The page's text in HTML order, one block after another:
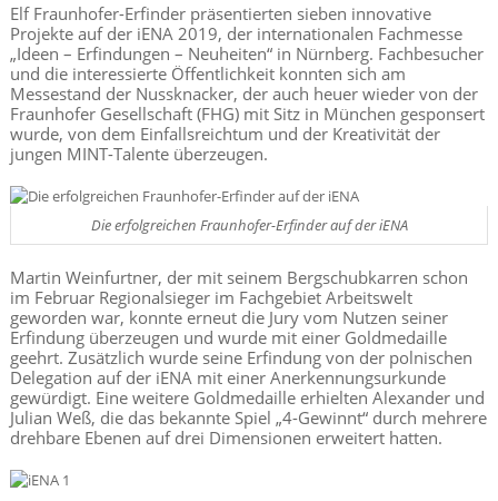
Elf Fraunhofer-Erfinder präsentierten sieben innovative
Projekte auf der iENA 2019, der internationalen Fachmesse
„Ideen – Erfindungen – Neuheiten“ in Nürnberg. Fachbesucher
und die interessierte Öffentlichkeit konnten sich am
Messestand der Nussknacker, der auch heuer wieder von der
Fraunhofer Gesellschaft (FHG) mit Sitz in München gesponsert
wurde, von dem Einfallsreichtum und der Kreativität der
jungen MINT-Talente überzeugen.
Die erfolgreichen Fraunhofer-Erfinder auf der iENA
Martin Weinfurtner, der mit seinem Bergschubkarren schon
im Februar Regionalsieger im Fachgebiet Arbeitswelt
geworden war, konnte erneut die Jury vom Nutzen seiner
Erfindung überzeugen und wurde mit einer Goldmedaille
geehrt. Zusätzlich wurde seine Erfindung von der polnischen
Delegation auf der iENA mit einer Anerkennungsurkunde
gewürdigt. Eine weitere Goldmedaille erhielten Alexander und
Julian Weß, die das bekannte Spiel „4-Gewinnt“ durch mehrere
drehbare Ebenen auf drei Dimensionen erweitert hatten.